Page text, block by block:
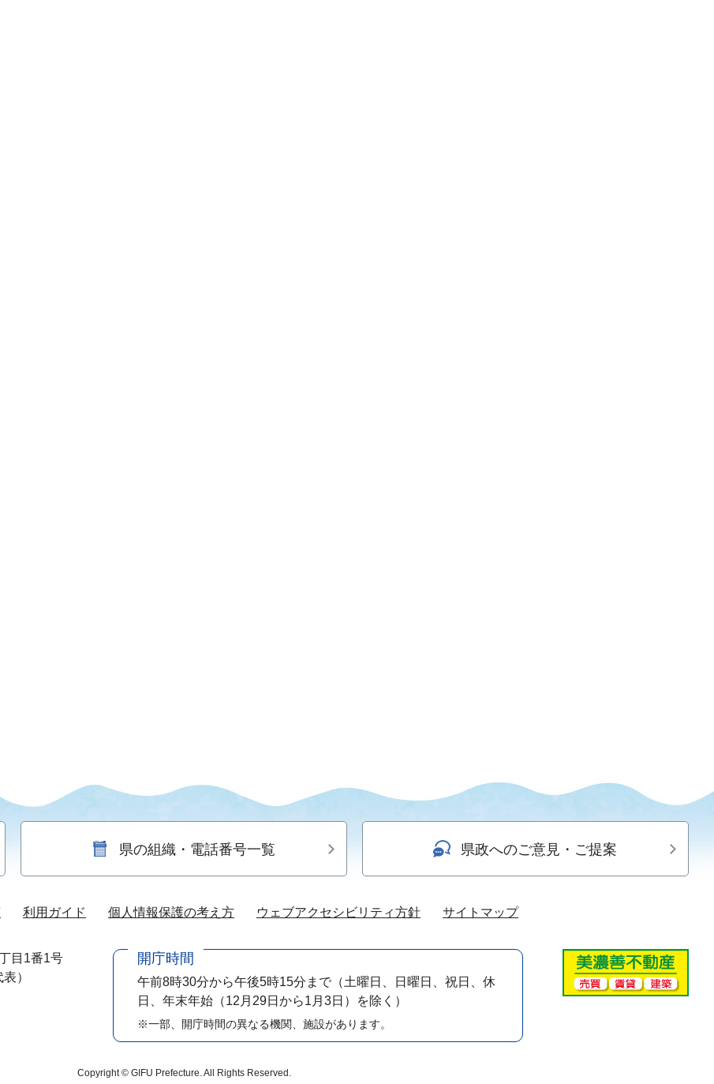
県の組織・電話番号一覧 県政へのご意見・ご提案
利用ガイド 個人情報保護の考え方 ウェブアクセシビリティ方針 サイトマップ
目1番1号
）
開庁時間
午前8時30分から午後5時15分まで （土曜日、日曜日、祝日、休
日、年末年始（12月29日から1月3日）を除く）
※一部、開庁時間の異なる機関、施設があります。
Copyright © GIFU Prefecture. All Rights Reserved.